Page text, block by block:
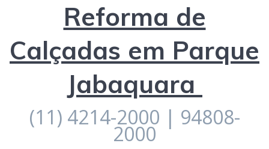
Reforma de
Calçadas em Parque
Jabaquara
(11) 4214-2000 | 94808-
2000